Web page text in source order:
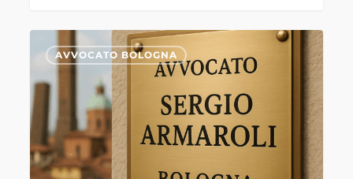
eredi
ricchi
Avvocato
AVVOCATO BOLOGNA